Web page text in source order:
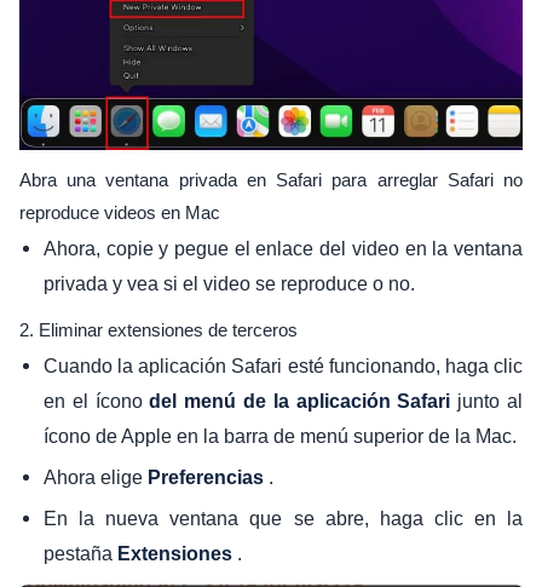
Abra una ventana privada en Safari para arreglar Safari no
reproduce videos en Mac
Ahora, copie y pegue el enlace del video en la ventana
privada y vea si el video se reproduce o no.
2. Eliminar extensiones de terceros
Cuando la aplicación Safari esté funcionando, haga clic
en el íconodel menú de la aplicación Safari junto al
ícono de Apple en la barra de menú superior de la Mac.
Ahora elige Preferencias .
En la nueva ventana que se abre, haga clic en la
pestaña Extensiones .